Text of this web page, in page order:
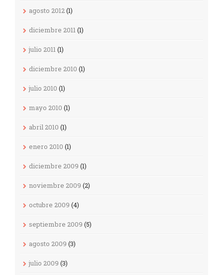
agosto 2012(1)
diciembre 2011(1)
julio 2011(1)
diciembre 2010 (1)
julio 2010 (1)
mayo 2010 (1)
abril 2010 (1)
enero 2010 (1)
diciembre 2009 (1)
noviembre 2009 (2)
octubre 2009 (4)
septiembre 2009 (5)
agosto 2009 (3)
julio 2009 (3)